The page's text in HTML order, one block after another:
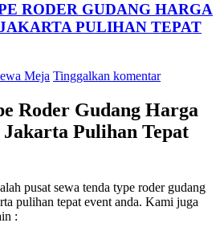
RODER GUDANG HARGA
PULIHAN TEPAT
Meja Tinggalkan komentar
Roder Gudang Harga
Pulihan Tepat
pusat sewa tenda type roder gudang
pulihan tepat event anda. Kami juga
: